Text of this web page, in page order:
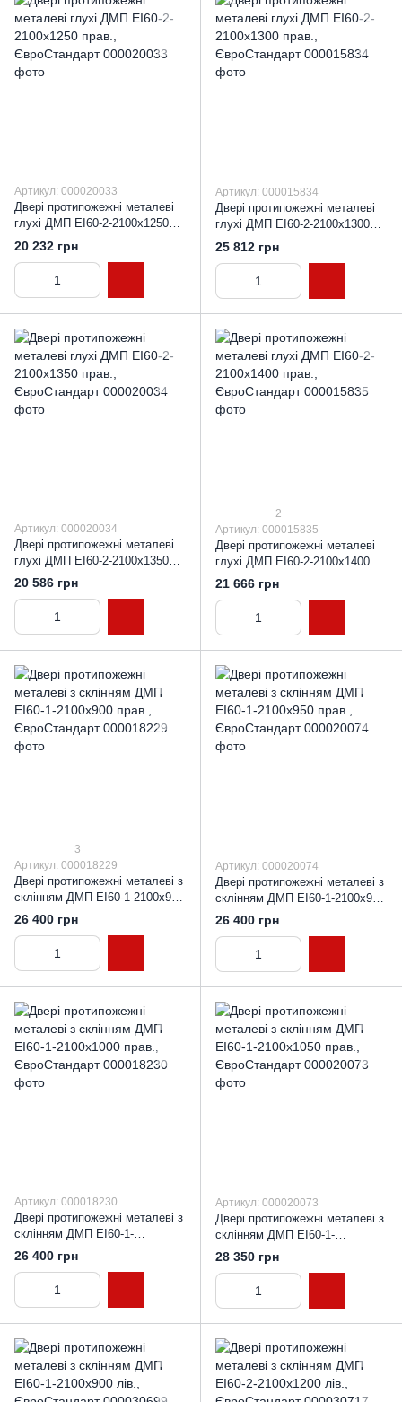
Артикул: 000020033
Двері протипожежні металеві
глухі ДМП ЕІ60-2-2100x1250
прав., ЄвроСтандарт
20 232 грн
Артикул: 000015834
Двері протипожежні металеві
глухі ДМП ЕІ60-2-2100x1300
прав., ЄвроСтандарт
25 812 грн
Артикул: 000020034
Двері протипожежні металеві
глухі ДМП ЕІ60-2-2100x1350
прав., ЄвроСтандарт
20 586 грн
2
Артикул: 000015835
Двері протипожежні металеві
глухі ДМП ЕІ60-2-2100x1400
прав., ЄвроСтандарт
21 666 грн
3
Артикул: 000018229
Двері протипожежні металеві з
склінням ДМП ЕІ60-1-2100х900
прав., ЄвроСтандарт
26 400 грн
Артикул: 000020074
Двері протипожежні металеві з
склінням ДМП ЕІ60-1-2100х950
прав., ЄвроСтандарт
26 400 грн
Артикул: 000018230
Двері протипожежні металеві з
склінням ДМП ЕІ60-1-
2100х1000 прав.,
ЄвроСтандарт
26 400 грн
Артикул: 000020073
Двері протипожежні металеві з
склінням ДМП ЕІ60-1-
2100х1050 прав.,
ЄвроСтандарт
28 350 грн